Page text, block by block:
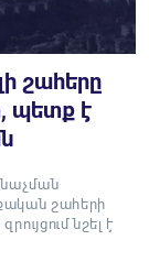
շահերը
պետք է
շահերի
նշել է